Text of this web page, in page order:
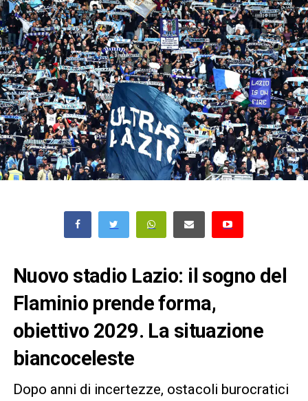
Nuovo stadio Lazio: il sogno del
Flaminio prende forma,
obiettivo 2029. La situazione
biancoceleste
Dopo anni di incertezze, ostacoli burocratici